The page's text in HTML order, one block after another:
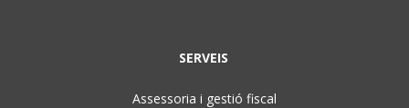
SERVEIS
Assessoria i gestió fiscal